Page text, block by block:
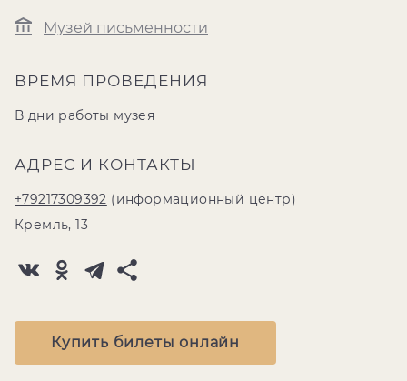
Музей письменности
ВРЕМЯ ПРОВЕДЕНИЯ
В дни работы музея
АДРЕС И КОНТАКТЫ
+79217309392 (информационный центр)
Кремль, 13
Купить билеты онлайн